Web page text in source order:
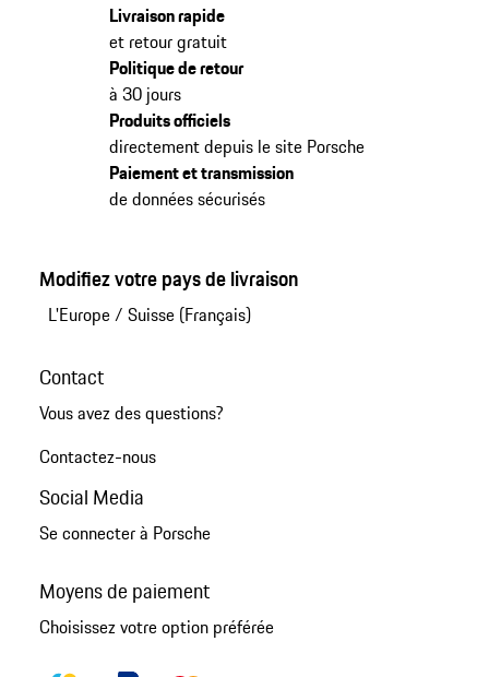
Livraison rapide
et retour gratuit
Politique de retour
à 30 jours
Produits officiels
directement depuis le site Porsche
Paiement et transmission
de données sécurisés
Modifiez votre pays de livraison
L'Europe/ Suisse (Français)
Contact
Vous avez des questions?
Contactez-nous
Social Media
Se connecter à Porsche
Moyens de paiement
Choisissez votre option préférée